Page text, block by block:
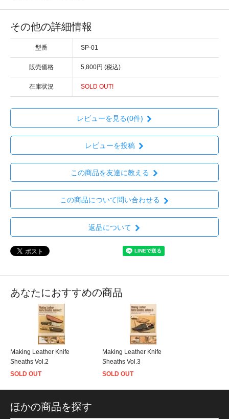
その他の詳細情報
型番 SP-01
販売価格 5,800円 (税込)
在庫状況 SOLD OUT!
レビューを見る(0件)
レビューを投稿
この商品を友達に教える
この商品について問い合わせる
返品について
あなたにおすすめの商品
Making Leather Knife
Sheaths Vol.2
SOLD OUT
Making Leather Knife
Sheaths Vol.3
SOLD OUT
ほかの商品を探す